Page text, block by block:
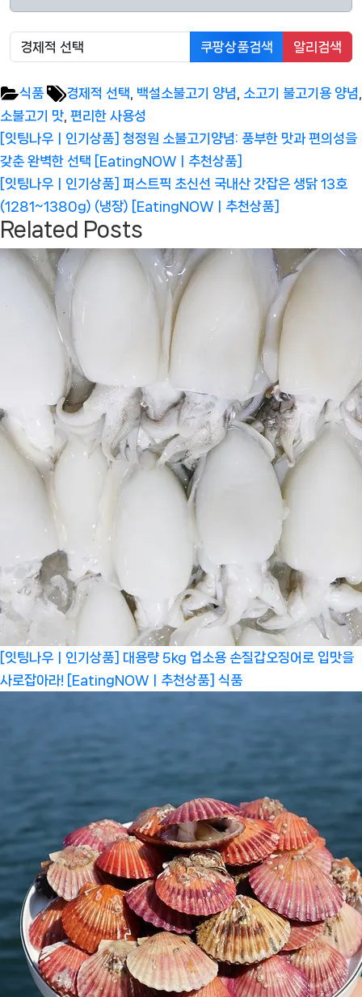
쿠팡상품검색 알리검색
식품 Tags:
경제적 선택 백설소불고기 양념 소고기 불고기용 양념
소불고기 맛 편리한 사용성
글
탐
색
Previous
Post:
[잇팅나우ㅣ인기상품] 청정원 소불고기양념: 풍부한 맛과 편의성을
갖춘 완벽한 선택 [EatingNOWㅣ추천상품]
Next
Post:
[잇팅나우ㅣ인기상품] 퍼스트픽 초신선 국내산 갓잡은 생닭 13호
(1281~1380g) (냉장) [EatingNOWㅣ추천상품]
Related Posts
[잇팅나우ㅣ인기상품] 대용량 5kg 업소용 손질갑오징어로 입맛을
사로잡아라! [EatingNOWㅣ추천상품] 식품